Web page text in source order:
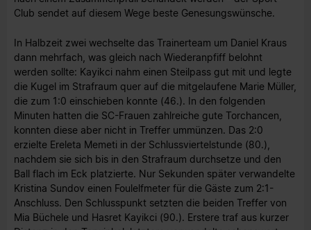
Club sendet auf diesem Wege beste Genesungswünsche.
In Halbzeit zwei wechselte das Trainerteam um Daniel Kraus
dann mehrfach, was gleich nach Wiederanpfiff belohnt
werden sollte: Kayikci nahm einen Steilpass gut mit und legte
die Kugel im Strafraum quer auf die mitgelaufene Marie Müller,
die zum 1:0 einschieben konnte (46.). In den folgenden
Minuten hatten die SC-Frauen zahlreiche gute Torchancen,
konnten diese aber nicht in Treffer ummünzen. Das 2:0
erzielte Ereleta Memeti in der Schlussviertelstunde (80.),
nachdem sie sich bis in den Strafraum durchsetze und den
Ball flach im Eck platzierte. Nur Sekunden später verwandelte
Kristina Sundov einen Foulelfmeter für die Gäste zum 2:1-
Anschluss. Den Schlusspunkt setzten die beiden Treffer von
Mia Büchele und Hasret Kayikci (90.). Erstere traf aus kurzer